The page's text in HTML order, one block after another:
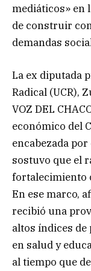
mediáticos» en
de construir
demandas
La ex diputada
Radical (UCR),
VOZ DEL
económico del
encabezada
sostuvo que el
fortalecimiento
En ese marco,
recibió una
altos índices
en salud y
al tiempo que